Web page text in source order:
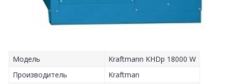
Модель
Kraftmann KHDp 18000 W
Производитель
Kraftman